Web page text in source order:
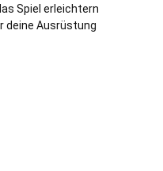
Spiel erleichtern
deine Ausrüstung